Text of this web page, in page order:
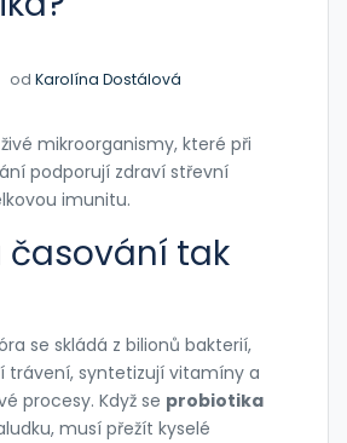
od Karolína Dostálová
mikroorganismy, které při
podporují zdraví střevní
imunitu.
časování tak
se skládá z bilionů bakterií,
trávení, syntetizují vitamíny a
procesy. Když se probiotika
musí přežít kyselé